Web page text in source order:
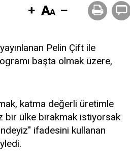
Pelin Çift ile
başta olmak üzere,
katma değerli üretimle
bir ülke bırakmak istiyorsak
ifadesini kullanan